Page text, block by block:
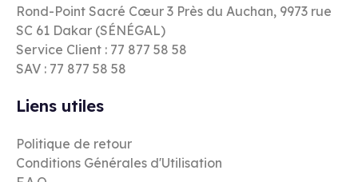
Rond-Point Sacré Cœur 3 Près du Auchan, 9973 rue
SC 61 Dakar (SÉNÉGAL)
Service Client : 77 877 58 58
SAV : 77 877 58 58
Liens utiles
Politique de retour
Conditions Générales d'Utilisation